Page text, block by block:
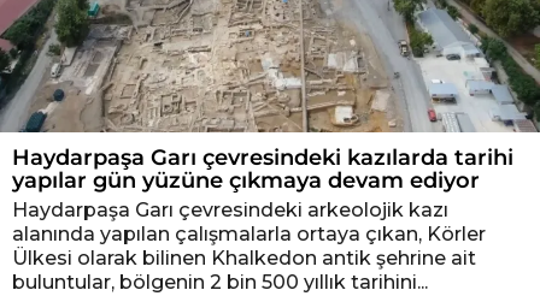
Haydarpaşa Garı çevresindeki kazılarda tarihi
yapılar gün yüzüne çıkmaya devam ediyor
Haydarpaşa Garı çevresindeki arkeolojik kazı
alanında yapılan çalışmalarla ortaya çıkan, Körler
Ülkesi olarak bilinen Khalkedon antik şehrine ait
buluntular, bölgenin 2 bin 500 yıllık tarihini...